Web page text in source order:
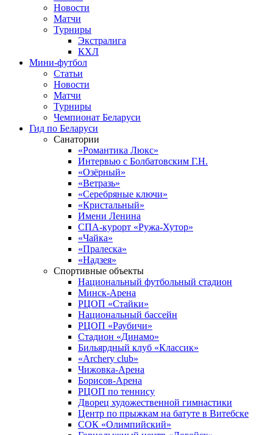
Новости
Матчи
Турниры
Экстралига
КХЛ
Мини-футбол
Статьи
Новости
Матчи
Турниры
Чемпионат Беларуси
Гид по Беларуси
Санатории
«Романтика Люкс»
Интервью с Болбатовским Г.Н.
«Озёрный»
«Ветразь»
«Серебряные ключи»
«Кристальный»
Имени Ленина
СПА-курорт «Ружа-Хутор»
«Чайка»
«Пралеска»
«Надзея»
Спортивные объекты
Национальный футбольный стадион
Минск-Арена
РЦОП «Стайки»
Национальный бассейн
РЦОП «Раубичи»
Стадион «Динамо»
Бильярдный клуб «Классик»
«Archery club»
Чижовка-Арена
Борисов-Арена
РЦОП по теннису
Дворец художественной гимнастики
Центр по прыжкам на батуте в Витебске
СОК «Олимпийский»